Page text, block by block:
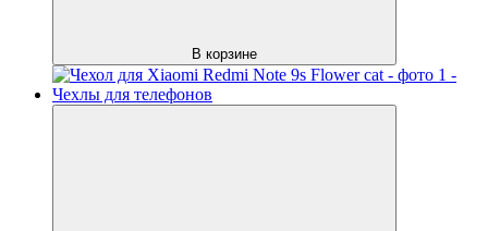
В корзине